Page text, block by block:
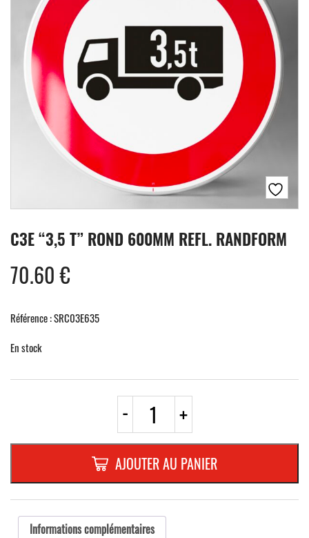
C3E “3,5 T” ROND 600MM REFL. RANDFORM
70.60€
Référence : SRC03E635
En stock
- quantité
C3e
"3,5
t"
ROND
600mm
REFL.
RANDFORM
+
AJOUTER AU PANIER
Informations complémentaires